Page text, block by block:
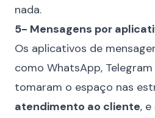
nada.
5- Mensagens por
Os aplicativos de
como WhatsApp,
tomaram o espaço nas
atendimento ao cliente,